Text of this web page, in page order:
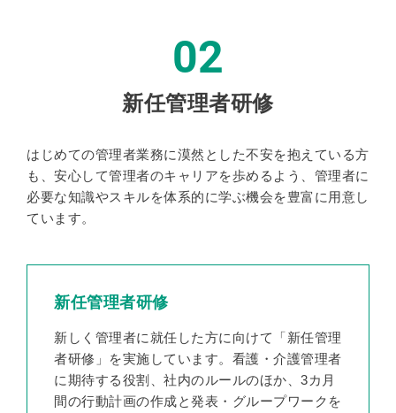
02
新任管理者研修
はじめての管理者業務に漠然とした不安を抱えている方
も、安心して管理者のキャリアを歩めるよう、管理者に
必要な知識やスキルを体系的に学ぶ機会を豊富に用意し
ています。
新任管理者研修
新しく管理者に就任した方に向けて「新任管理
者研修」を実施しています。看護・介護管理者
に期待する役割、社内のルールのほか、3カ月
間の行動計画の作成と発表・グループワークを